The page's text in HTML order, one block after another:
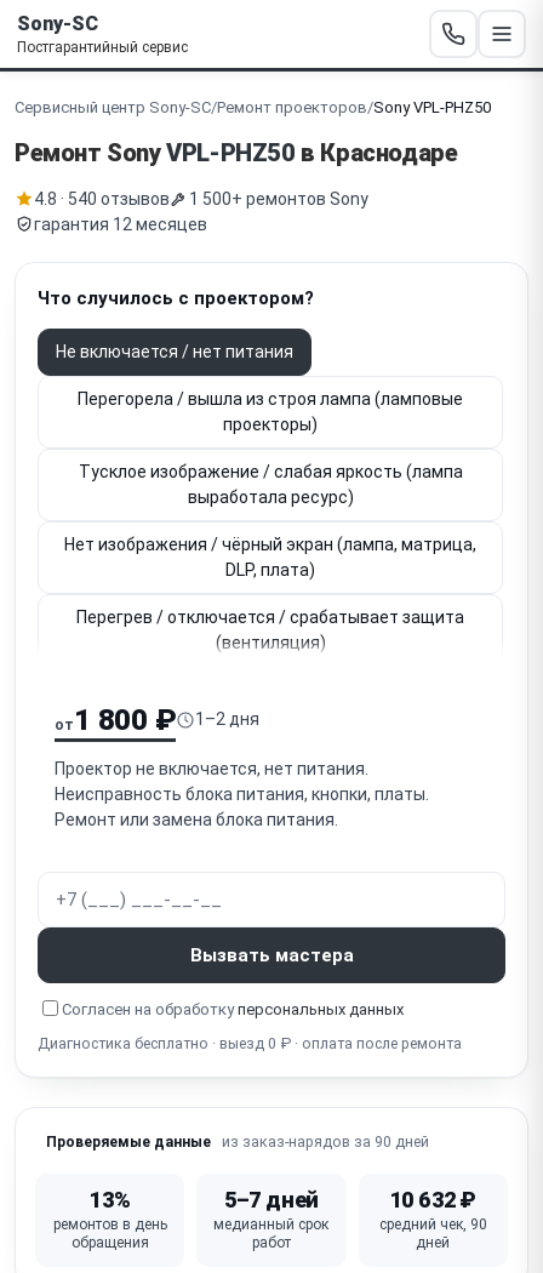
Sony-SC
Постгарантийный сервис
Сервисный центр Sony-SC/Ремонт проекторов/Sony VPL-PHZ50
Ремонт SonyVPL-PHZ50 в Краснодаре
4.8 · 540 отзывов
1 500+ ремонтов Sony
гарантия 12 месяцев
Что случилось с проектором?
Не включается / нет питания
Перегорела / вышла из строя лампа (ламповые
проекторы)
Тусклое изображение / слабая яркость (лампа
выработала ресурс)
Нет изображения / чёрный экран (лампа, матрица,
DLP, плата)
Перегрев / отключается / срабатывает защита
(вентиляция)
проектора)
Цветные пятна / нарушение цвета (DLP-чип DMD /
LCD-матрица)
Шумит / гремит вентилятор (засор, износ
подшипников)
Не работает HDMI / нет входного сигнала
Не работает Wi-Fi / Bluetooth (портативные / смарт-
проекторы)
кейстоун
Не работает дисплей / кнопки / пульт ДУ
Для лазерных/LED: деградация источника света
от 1 800 ₽ 1–2 дня
Проектор не включается, нет питания.
Неисправность блока питания, кнопки, платы.
Ремонт или замена блока питания.
Вызвать мастера
Согласен на обработкуперсональных данных
Диагностика бесплатно · выезд 0 ₽ · оплата после ремонта
Проверяемые данные из заказ-нарядов за 90 дней
13%
ремонтов в день
обращения
5–7 дней
медианный срок
работ
10 632 ₽
средний чек, 90
дней